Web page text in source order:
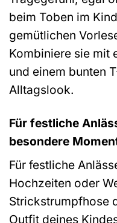
beim Toben im
gemütlichen
Kombiniere sie mit
und einem bunten
Alltagslook.
Für festliche
besondere
Für festliche
Hochzeiten oder
Strickstrumpfhose
Outfit deines